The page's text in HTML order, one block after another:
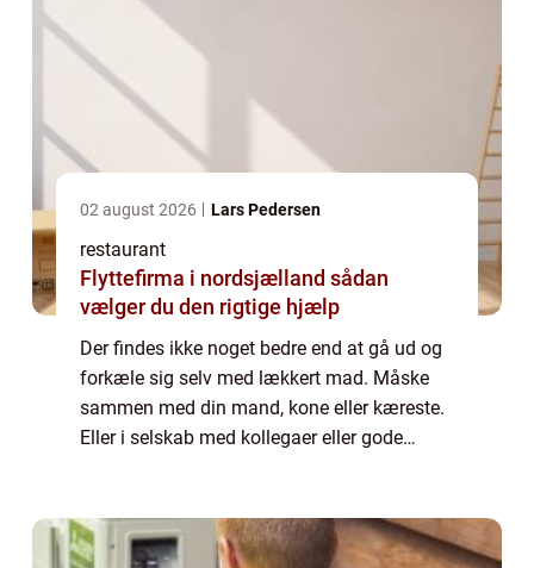
02 august 2026 Lars Pedersen
restaurant
Flyttefirma i nordsjælland sådan
vælger du den rigtige hjælp
Der findes ikke noget bedre end at gå ud og
forkæle sig selv med lækkert mad. Måske
sammen med din mand, kone eller kæreste.
Eller i selskab med kollegaer eller gode